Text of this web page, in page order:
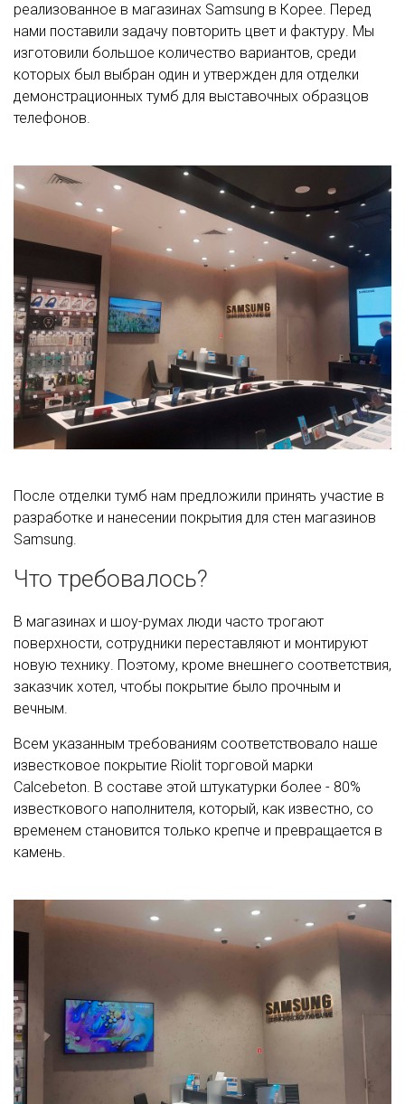
реализованное в магазинах Samsung в Корее. Перед
нами поставили задачу повторить цвет и фактуру. Мы
изготовили большое количество вариантов, среди
которых был выбран один и утвержден для отделки
демонстрационных тумб для выставочных образцов
телефонов.
После отделки тумб нам предложили принять участие в
разработке и нанесении покрытия для стен магазинов
Samsung.
Что требовалось?
В магазинах и шоу-румах люди часто трогают
поверхности, сотрудники переставляют и монтируют
новую технику. Поэтому, кроме внешнего соответствия,
заказчик хотел, чтобы покрытие было прочным и
вечным.
Всем указанным требованиям соответствовало наше
известковое покрытие Riolit торговой марки
Calcebeton. В составе этой штукатурки более - 80%
известкового наполнителя, который, как известно, со
временем становится только крепче и превращается в
камень.